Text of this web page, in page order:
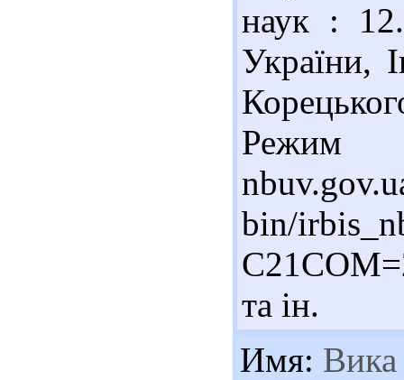
наук :
України,
Режим
bin/
та ін.
Имя: Вика